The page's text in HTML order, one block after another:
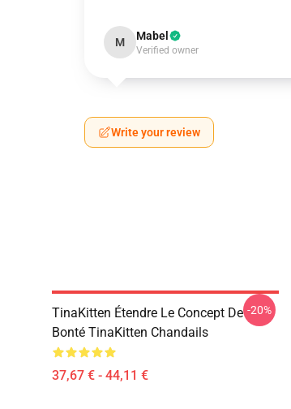
M Mabel
Verified owner
Write your review
TinaKitten Étendre Le Concept De
Bonté TinaKitten Chandails
37,67 € - 44,11 €
-20%